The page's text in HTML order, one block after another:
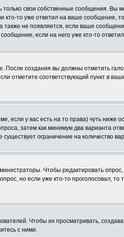
свои собственные сообщения. Вы
то уже ответил на ваше сообщение,
не появляется, если ваше
если на него уже кто-то
После создания вы должны отметить
отметите соответствующий пункт в
если у вас есть на то права) чуть
затем как минимум два варианта
ограничение на количество
Чтобы редактировать
но если уже кто-то проголосовал,
Чтобы их просматривать,
с ними.